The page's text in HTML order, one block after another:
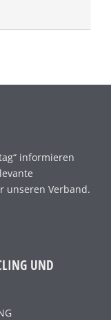
informieren
unseren Verband.
UND